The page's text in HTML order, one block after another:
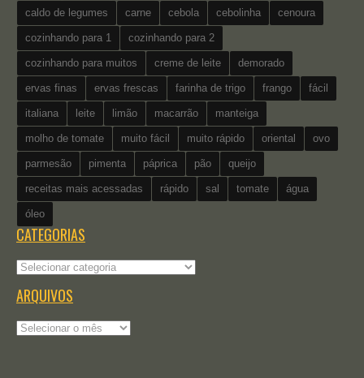
caldo de legumes carne cebola cebolinha cenoura
cozinhando para 1 cozinhando para 2
cozinhando para muitos creme de leite demorado
ervas finas ervas frescas farinha de trigo frango fácil
italiana leite limão macarrão manteiga
molho de tomate muito fácil muito rápido oriental ovo
parmesão pimenta páprica pão queijo
receitas mais acessadas rápido sal tomate água
óleo
CATEGORIAS
Categorias
ARQUIVOS
Arquivos